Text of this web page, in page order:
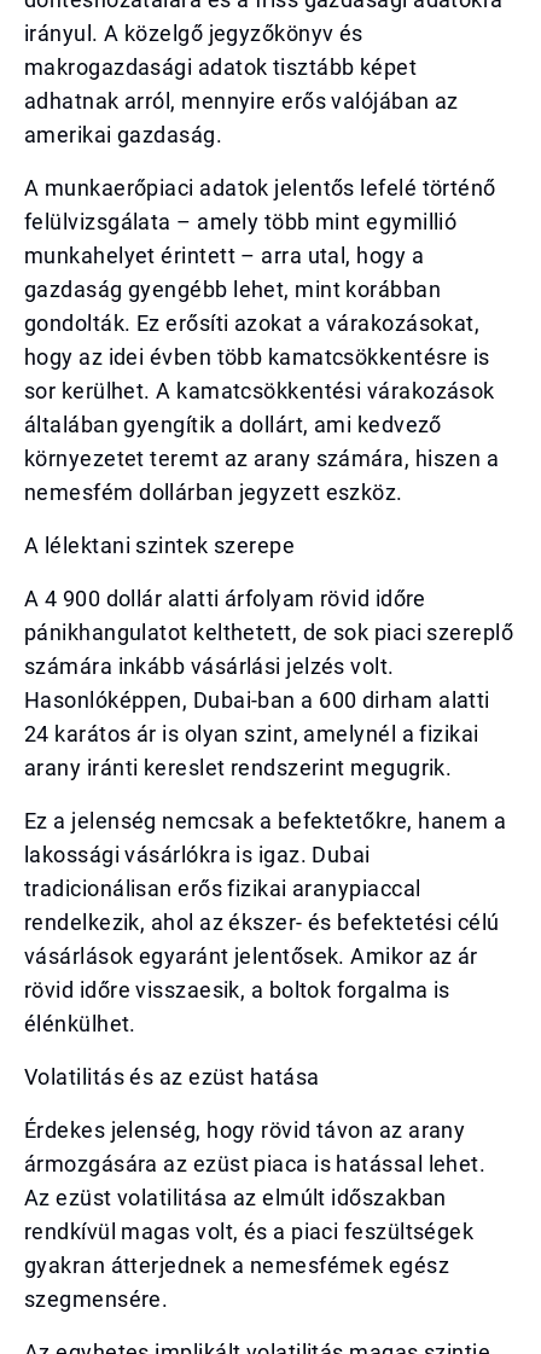
irányul. A közelgő jegyzőkönyv és
makrogazdasági adatok tisztább képet
adhatnak arról, mennyire erős valójában az
amerikai gazdaság.
A munkaerőpiaci adatok jelentős lefelé történő
felülvizsgálata – amely több mint egymillió
munkahelyet érintett – arra utal, hogy a
gazdaság gyengébb lehet, mint korábban
gondolták. Ez erősíti azokat a várakozásokat,
hogy az idei évben több kamatcsökkentésre is
sor kerülhet. A kamatcsökkentési várakozások
általában gyengítik a dollárt, ami kedvező
környezetet teremt az arany számára, hiszen a
nemesfém dollárban jegyzett eszköz.
A lélektani szintek szerepe
A 4 900 dollár alatti árfolyam rövid időre
pánikhangulatot kelthetett, de sok piaci szereplő
számára inkább vásárlási jelzés volt.
Hasonlóképpen, Dubai-ban a 600 dirham alatti
24 karátos ár is olyan szint, amelynél a fizikai
arany iránti kereslet rendszerint megugrik.
Ez a jelenség nemcsak a befektetőkre, hanem a
lakossági vásárlókra is igaz. Dubai
tradicionálisan erős fizikai aranypiaccal
rendelkezik, ahol az ékszer- és befektetési célú
vásárlások egyaránt jelentősek. Amikor az ár
rövid időre visszaesik, a boltok forgalma is
élénkülhet.
Volatilitás és az ezüst hatása
Érdekes jelenség, hogy rövid távon az arany
ármozgására az ezüst piaca is hatással lehet.
Az ezüst volatilitása az elmúlt időszakban
rendkívül magas volt, és a piaci feszültségek
gyakran átterjednek a nemesfémek egész
szegmensére.